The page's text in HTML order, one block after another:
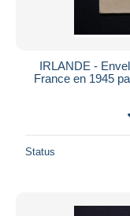
IRLANDE -
France en 1945
Status